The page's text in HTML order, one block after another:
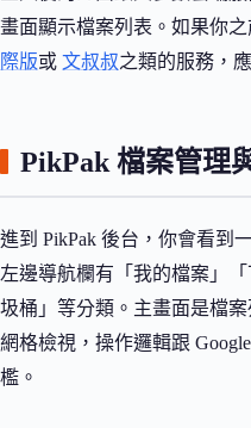
畫面顯示檔案列表。如果你之
際版或 文叔叔之類的服務，
PikPak 檔案管理
進到 PikPak 後台，你會看到
左邊導航欄有「我的檔案」
圾桶」等分類。主畫面是檔
網格檢視，操作邏輯跟
檻。